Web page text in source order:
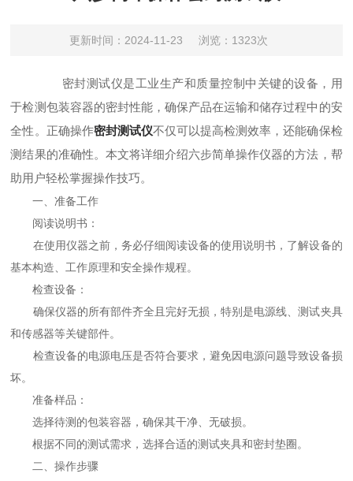
更新时间：2024-11-23 浏览：1323次
密封测试仪是工业生产和质量控制中关键的设备，用
于检测包装容器的密封性能，确保产品在运输和储存过程中的安
全性。正确操作密封测试仪不仅可以提高检测效率，还能确保检
测结果的准确性。本文将详细介绍六步简单操作仪器的方法，帮
助用户轻松掌握操作技巧。
一、准备工作
阅读说明书：
在使用仪器之前，务必仔细阅读设备的使用说明书，了解设备的
基本构造、工作原理和安全操作规程。
检查设备：
确保仪器的所有部件齐全且完好无损，特别是电源线、测试夹具
和传感器等关键部件。
检查设备的电源电压是否符合要求，避免因电源问题导致设备损
坏。
准备样品：
选择待测的包装容器，确保其干净、无破损。
根据不同的测试需求，选择合适的测试夹具和密封垫圈。
二、操作步骤